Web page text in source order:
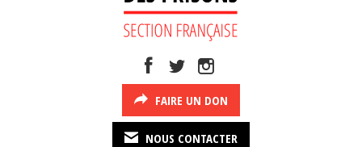
FAIRE UN DON
NOUS CONTACTER